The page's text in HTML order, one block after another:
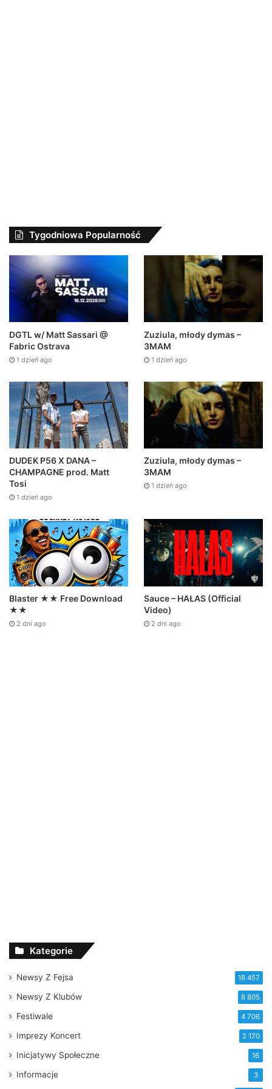
Tygodniowa Popularność
DGTL w/ Matt Sassari @
Fabric Ostrava
1 dzień ago
Zuziula, młody dymas –
3MAM
1 dzień ago
DUDEK P56 X DANA –
CHAMPAGNE prod. Matt
Tosi
1 dzień ago
Zuziula, młody dymas –
3MAM
1 dzień ago
Blaster ★★ Free Download
★★
2 dni ago
Sauce – HAŁAS (Official
Video)
2 dni ago
Kategorie
Newsy Z Fejsa 18 457
Newsy Z Klubów 8 805
Festiwale 4 706
Imprezy Koncert 2 170
Inicjatywy Społeczne 16
Informacje 3